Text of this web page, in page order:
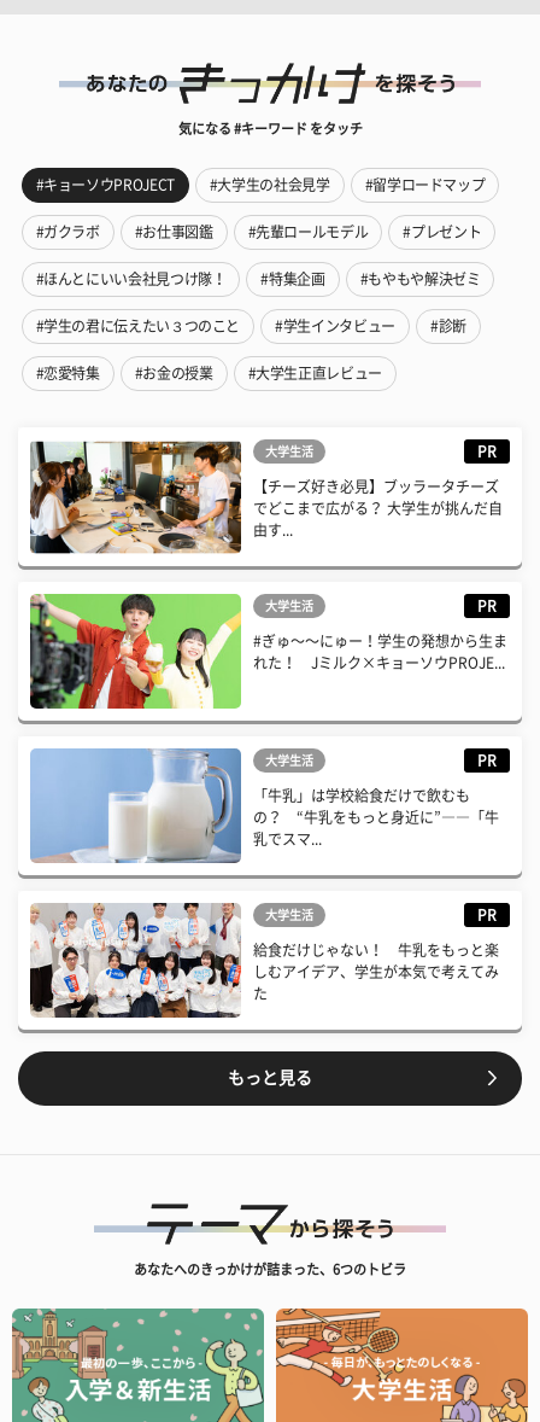
気になる #キーワード をタッチ
#キョーソウPROJECT #大学生の社会見学 #留学ロードマップ
#ガクラボ #お仕事図鑑 #先輩ロールモデル #プレゼント
#ほんとにいい会社見つけ隊！ #特集企画 #もやもや解決ゼミ
#学生の君に伝えたい３つのこと #学生インタビュー #診断
#恋愛特集 #お金の授業 #大学生正直レビュー
大学生活 PR
【チーズ好き必見】ブッラータチーズ
でどこまで広がる？ 大学生が挑んだ自
由す...
大学生活 PR
#ぎゅ〜〜にゅー！学生の発想から生ま
れた！ Jミルク×キョーソウPROJE...
大学生活 PR
「牛乳」は学校給食だけで飲むも
の？ “牛乳をもっと身近に”――「牛
乳でスマ...
大学生活 PR
給食だけじゃない！ 牛乳をもっと楽
しむアイデア、学生が本気で考えてみ
た
もっと見る
あなたへのきっかけが詰まった、6つのトビラ